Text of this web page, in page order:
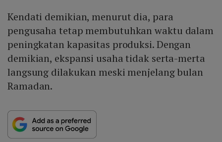
Kendati demikian, menurut dia, para
pengusaha tetap membutuhkan waktu dalam
peningkatan kapasitas produksi. Dengan
demikian, ekspansi usaha tidak serta-merta
langsung dilakukan meski menjelang bulan
Ramadan.